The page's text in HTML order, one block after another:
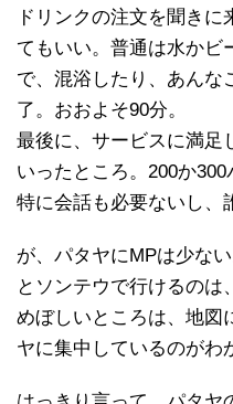
ドリンクの注文を聞き
てもいい。普通は水かビ
で、混浴したり、あんな
了。おおよそ90分。
最後に、サービスに満足
いったところ。200か300
特に会話も必要ないし、
が、パタヤにMPは少な
とソンテウで行けるのは
めぼしいところは、地図
ヤに集中しているのがわ